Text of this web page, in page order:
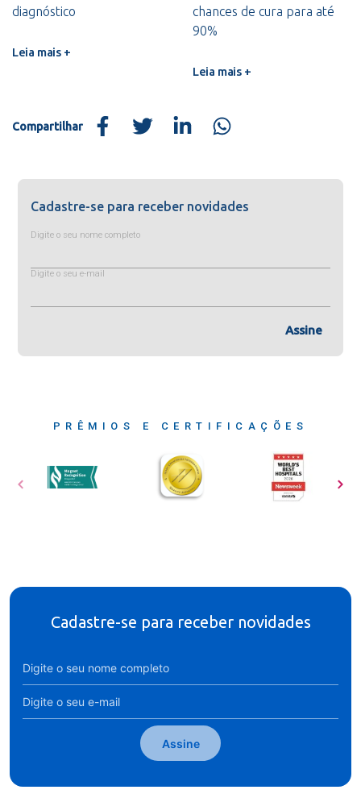
diagnóstico
Leia mais +
chances de cura para até
90%
Leia mais +
Compartilhar
Cadastre-se para receber novidades
Digite o seu nome completo
Digite o seu e-mail
Assine
PRÊMIOS E CERTIFICAÇÕES
Cadastre-se para receber novidades
Assine